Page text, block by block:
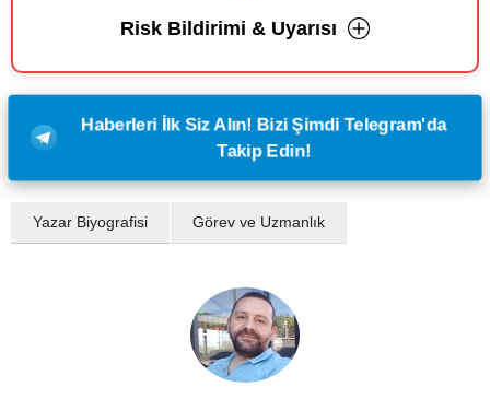
Risk Bildirimi & Uyarısı
Haberleri İlk Siz Alın! Bizi Şimdi Telegram'da
Takip Edin!
Yazar Biyografisi Görev ve Uzmanlık